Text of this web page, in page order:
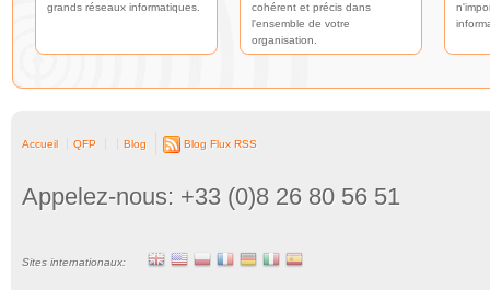
grands réseaux informatiques.
cohérent et précis dans
l'ensemble de votre
organisation.
Accueil QFP Blog Blog Flux RSS
Appelez-nous: +33 (0)8 26 80 56 51
Sites internationaux: